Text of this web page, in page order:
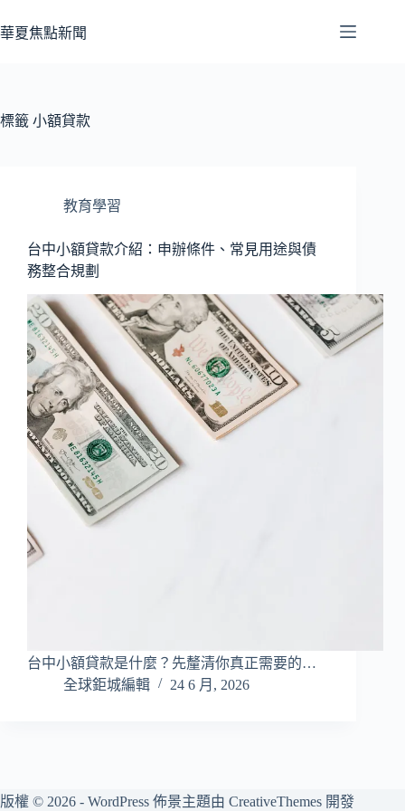
至
容
華夏焦點新聞
標籤 小額貸款
教育學習
台中小額貸款介紹：申辦條件、常見用途與債
務整合規劃
台中小額貸款是什麼？先釐清你真正需要的…
全球鉅城編輯
24 6 月, 2026
版權 © 2026 - WordPress 佈景主題由 CreativeThemes 開發